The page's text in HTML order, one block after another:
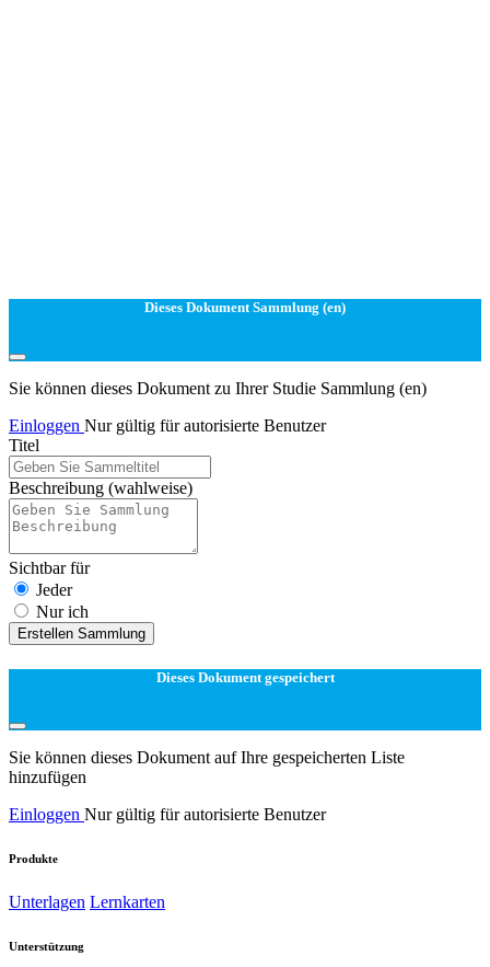
Dieses Dokument Sammlung (en)
Sie können dieses Dokument zu Ihrer Studie Sammlung (en)
Einloggen Nur gültig für autorisierte Benutzer
Titel
Beschreibung (wahlweise)
Sichtbar für
Jeder
Nur ich
Erstellen Sammlung
Dieses Dokument gespeichert
Sie können dieses Dokument auf Ihre gespeicherten Liste
hinzufügen
Einloggen Nur gültig für autorisierte Benutzer
Produkte
Unterlagen Lernkarten
Unterstützung